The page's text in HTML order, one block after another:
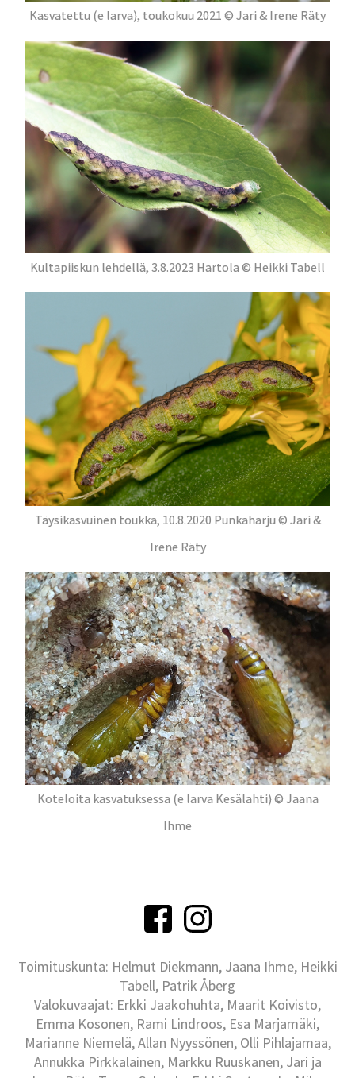
Kasvatettu (e larva), toukokuu 2021 © Jari & Irene Räty
Kultapiiskun lehdellä, 3.8.2023 Hartola © Heikki Tabell
Täysikasvuinen toukka, 10.8.2020 Punkaharju © Jari &
Irene Räty
Koteloita kasvatuksessa (e larva Kesälahti) © Jaana
Ihme
Toimituskunta: Helmut Diekmann, Jaana Ihme, Heikki
Tabell, Patrik Åberg
Valokuvaajat: Erkki Jaakohuhta, Maarit Koivisto,
Emma Kosonen, Rami Lindroos, Esa Marjamäki,
Marianne Niemelä, Allan Nyyssönen, Olli Pihlajamaa,
Annukka Pirkkalainen, Markku Ruuskanen, Jari ja